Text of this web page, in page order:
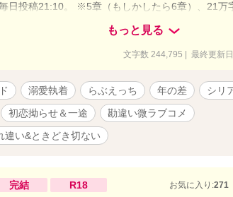
投稿21:10。 ※5章（もしかしたら6章）、21万
作品。 ※一夜限りのはずだったのに
もっと見る
文字数 244,795 | 最終更新
溺愛執着 らぶえっち 年の差
シリ
初恋拗らせ＆一途
勘違い微ラブコメ
違い&ときどき切ない
完結 R18 お気に入り:271